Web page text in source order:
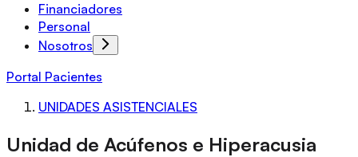
Financiadores
Personal
Nosotros
Portal Pacientes
UNIDADES ASISTENCIALES
Unidad de Acúfenos e Hiperacusia